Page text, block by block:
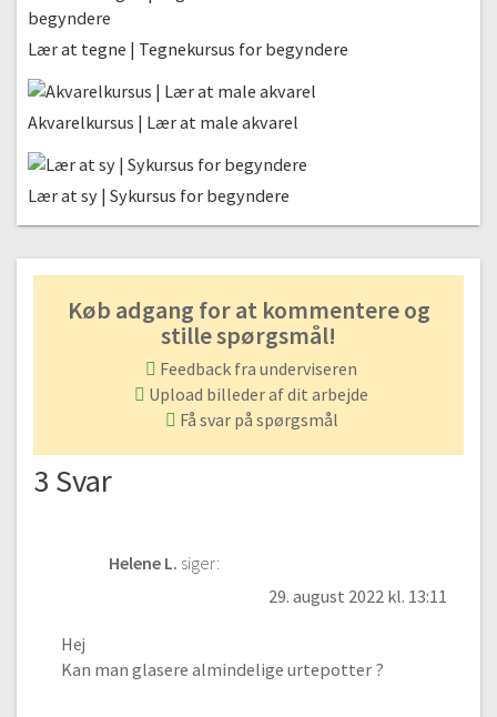
Lær at tegne | Tegnekursus for begyndere
Akvarelkursus | Lær at male akvarel
Lær at sy | Sykursus for begyndere
Køb adgang for at kommentere og
stille spørgsmål!
Feedback fra underviseren
Upload billeder af dit arbejde
Få svar på spørgsmål
3 Svar
Helene L. siger:
29. august 2022 kl. 13:11
Hej
Kan man glasere almindelige urtepotter ?